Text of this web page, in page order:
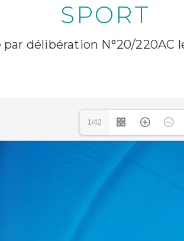
SPORT
délibération N°20/220AC
1/42